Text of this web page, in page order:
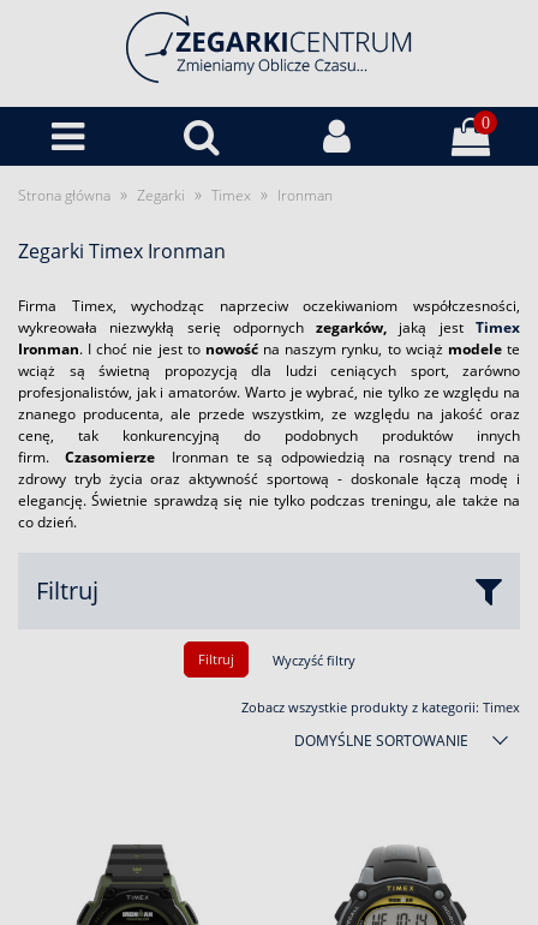
0
Strona główna » Zegarki » Timex » Ironman
Zegarki Timex Ironman
Firma Timex, wychodząc naprzeciw oczekiwaniom współczesności,
wykreowała niezwykłą serię odpornychzegarków, jaką jestTimex
Ironman. I choć nie jest to nowośćna naszym rynku, to wciąż modelete
wciąż są świetną propozycją dla ludzi ceniących sport, zarówno
profesjonalistów, jak i amatorów. Warto je wybrać, nie tylko ze względu na
znanego producenta, ale przede wszystkim, ze względu na jakość oraz
cenę, tak konkurencyjną do podobnych produktów innych
firm.Czasomierze Ironman te są odpowiedzią na rosnący trend na
zdrowy tryb życia oraz aktywność sportową - doskonale łączą modę i
elegancję. Świetnie sprawdzą się nie tylko podczas treningu, ale także na
co dzień.
Filtruj
Filtruj Wyczyść filtry
Zobacz wszystkie produkty z kategorii: Timex
DOMYŚLNE SORTOWANIE